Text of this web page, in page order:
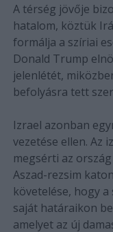
A térség jövője
hatalom, köztük
formálja a szíriai
Donald Trump
jelenlétét,
befolyásra tett
Izrael azonban
vezetése ellen. Az
megsérti az
Aszad-rezsim
követelése, hogy
saját határaikon
amelyet az új